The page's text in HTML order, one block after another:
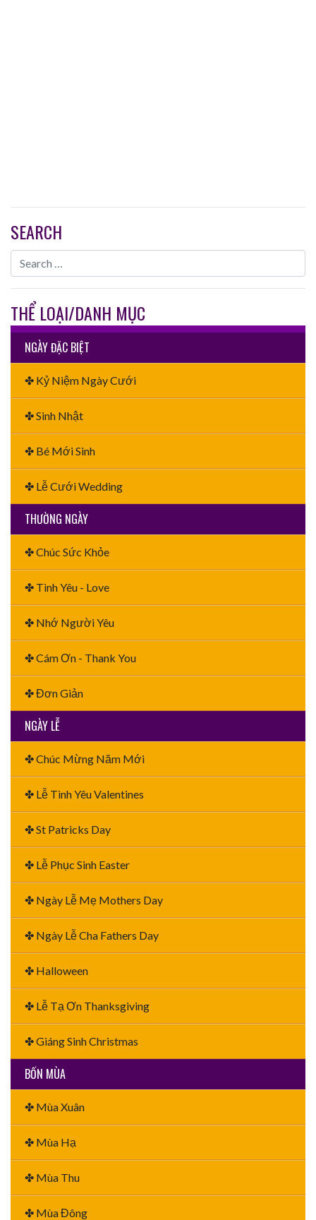
SEARCH
THỂ LOẠI/DANH MỤC
NGÀY ĐẶC BIỆT
✤ Kỷ Niệm Ngày Cưới
✤ Sinh Nhật
✤ Bé Mới Sinh
✤ Lễ Cưới Wedding
THƯỜNG NGÀY
✤ Chúc Sức Khỏe
✤ Tình Yêu - Love
✤ Nhớ Người Yêu
✤ Cám Ơn - Thank You
✤ Đơn Giản
NGÀY LỄ
✤ Chúc Mừng Năm Mới
✤ Lễ Tình Yêu Valentines
✤ St Patricks Day
✤ Lễ Phục Sinh Easter
✤ Ngày Lễ Mẹ Mothers Day
✤ Ngày Lễ Cha Fathers Day
✤ Halloween
✤ Lễ Tạ Ơn Thanksgiving
✤ Giáng Sinh Christmas
BỐN MÙA
✤ Mùa Xuân
✤ Mùa Hạ
✤ Mùa Thu
✤ Mùa Đông